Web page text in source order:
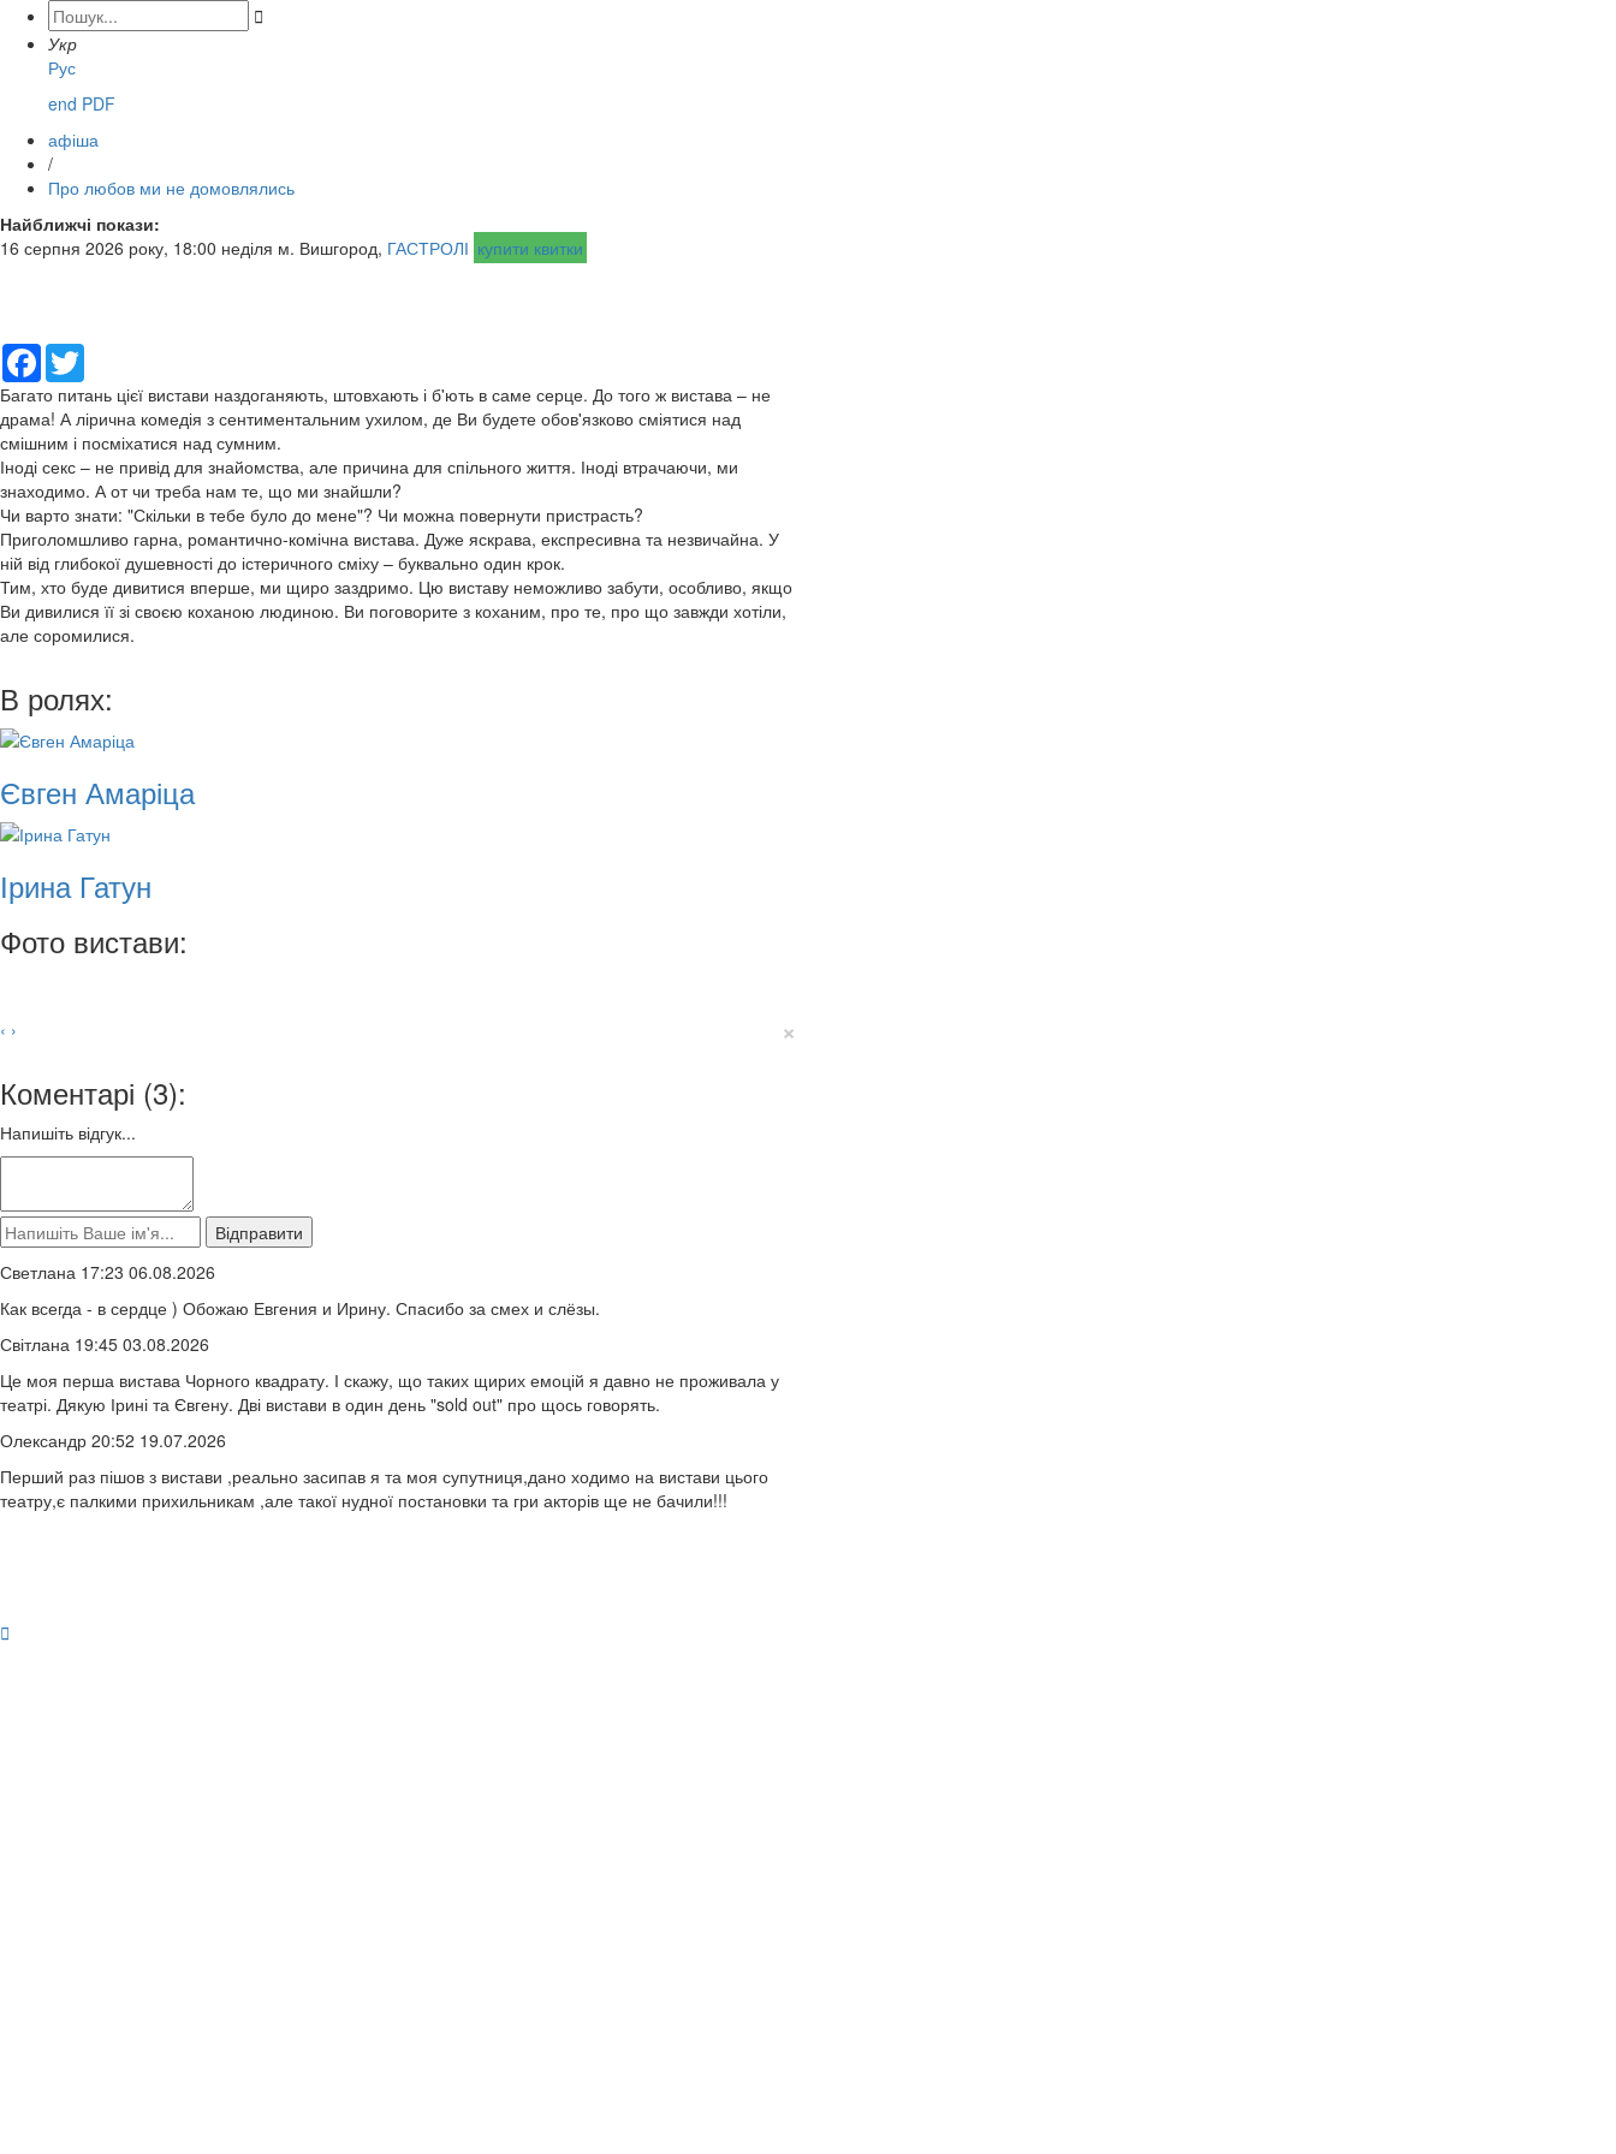

Укр
Рус
end PDF
афіша
/
Про любов ми не домовлялись
Найближчі покази:
16 серпня 2026 року, 18:00 неділя м. Вишгород, ГАСТРОЛІ купити квитки
Facebook
Багато питань цієї вистави наздоганяють, штовхають і б'ють в саме серце. До того ж вистава – не
драма! А лірична комедія з сентиментальним ухилом, де Ви будете обов'язково сміятися над
смішним і посміхатися над сумним.
Іноді секс – не привід для знайомства, але причина для спільного життя. Іноді втрачаючи, ми
знаходимо. А от чи треба нам те, що ми знайшли?
Чи варто знати: "Скільки в тебе було до мене"? Чи можна повернути пристрасть?
Приголомшливо гарна, романтично-комічна вистава. Дуже яскрава, експресивна та незвичайна. У
ній від глибокої душевності до істеричного сміху – буквально один крок.
Тим, хто буде дивитися вперше, ми щиро заздримо. Цю виставу неможливо забути, особливо, якщо
Ви дивилися її зі своєю коханою людиною. Ви поговорите з коханим, про те, про що завжди хотіли,
але соромилися.
В ролях:
Євген Амаріца
Ірина Гатун
Фото вистави:
‹ › ×
Коментарі (3):
Напишіть відгук...
Светлана 17:23 06.08.2026
Как всегда - в сердце ) Обожаю Евгения и Ирину. Спасибо за смех и слёзы.
Світлана 19:45 03.08.2026
Це моя перша вистава Чорного квадрату. І скажу, що таких щирих емоцій я давно не проживала у
театрі. Дякую Ірині та Євгену. Дві вистави в один день "sold out" про щось говорять.
Олександр 20:52 19.07.2026
Перший раз пішов з вистави ,реально засипав я та моя супутниця,дано ходимо на вистави цього
театру,є палкими прихильникам ,але такої нудної постановки та гри акторів ще не бачили!!!
